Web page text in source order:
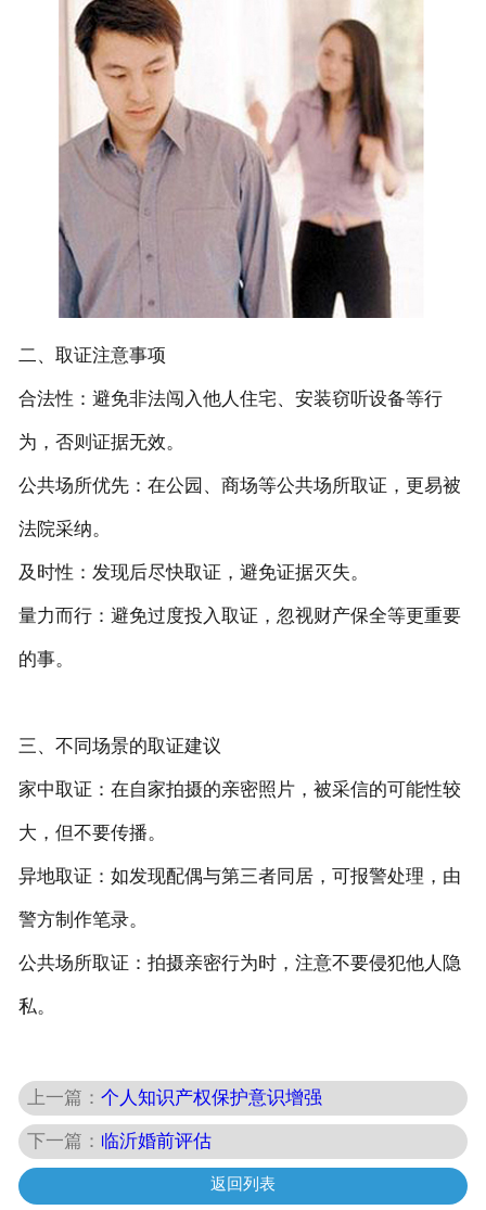
二、取证注意事项
‌合法性‌：避免非法闯入他人住宅、安装窃听设备等行
为，否则证据无效。
‌公共场所优先‌：在公园、商场等公共场所取证，更易被
法院采纳。
‌及时性‌：发现后尽快取证，避免证据灭失。
‌量力而行‌：避免过度投入取证，忽视财产保全等更重要
的事。
三、不同场景的取证建议
‌家中取证‌：在自家拍摄的亲密照片，被采信的可能性较
大，但不要传播。
‌异地取证‌：如发现配偶与第三者同居，可报警处理，由
警方制作笔录。
‌公共场所取证‌：拍摄亲密行为时，注意不要侵犯他人隐
私。
上一篇：个人知识产权保护意识增强
下一篇： 临沂婚前评估
返回列表